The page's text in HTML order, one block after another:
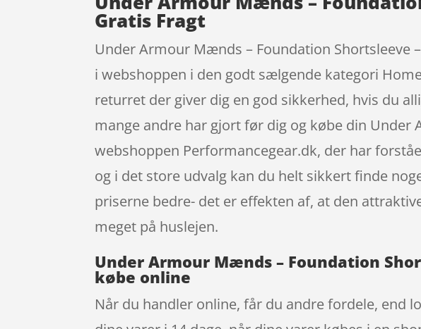
Gratis Fragt
Under Armour Mænds – Foundation Shortsleeve
i webshoppen i den godt sælgende kategori
returret der giver dig en god sikkerhed, hvis du
mange andre har gjort før dig og købe din Under
webshoppen Performancegear.dk, der har
og i det store udvalg kan du helt sikkert finde
priserne bedre- det er effekten af, at den
meget på huslejen.
Under Armour Mænds – Foundation
købe online
Når du handler online, får du andre fordele, end